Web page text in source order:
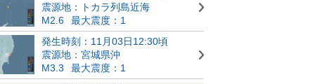
震源地：トカラ列島近海
M2.6
最大震度：1
発生時刻：11月03日12:30頃
震源地：宮城県沖
M3.3
最大震度：1